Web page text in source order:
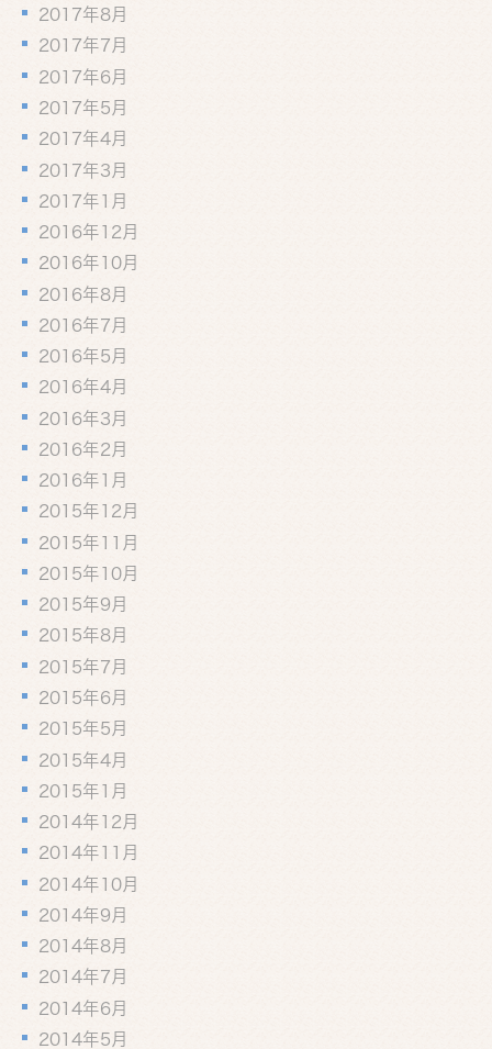
2017年8月
2017年7月
2017年6月
2017年5月
2017年4月
2017年3月
2017年1月
2016年12月
2016年10月
2016年8月
2016年7月
2016年5月
2016年4月
2016年3月
2016年2月
2016年1月
2015年12月
2015年11月
2015年10月
2015年9月
2015年8月
2015年7月
2015年6月
2015年5月
2015年4月
2015年1月
2014年12月
2014年11月
2014年10月
2014年9月
2014年8月
2014年7月
2014年6月
2014年5月